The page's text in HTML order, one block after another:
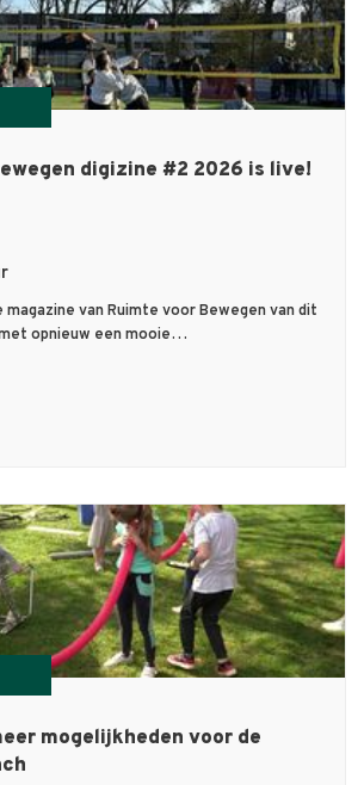
digizine #2 2026 is live!
van Ruimte voor Bewegen van dit
opnieuw een mooie…
mogelijkheden voor de